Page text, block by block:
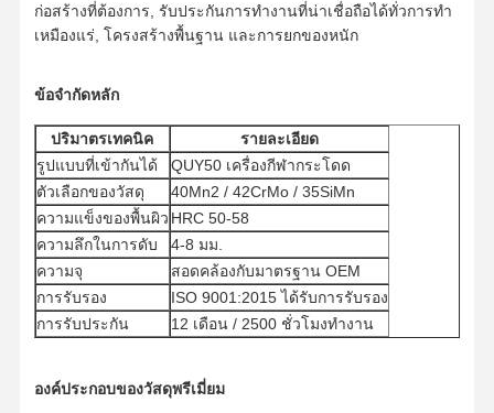
ก่อสร้างที่ต้องการ, รับประกันการทํางานที่น่าเชื่อถือได้ทั่วการทํา
เหมืองแร่, โครงสร้างพื้นฐาน และการยกของหนัก
ข้อจํากัดหลัก
ปริมาตรเทคนิค
รายละเอียด
รูปแบบที่เข้ากันได้
QUY50 เครื่องกีฬากระโดด
ตัวเลือกของวัสดุ
40Mn2 / 42CrMo / 35SiMn
ความแข็งของพื้นผิว HRC 50-58
ความลึกในการดับ
4-8 มม.
ความจุ
สอดคล้องกับมาตรฐาน OEM
การรับรอง
ISO 9001:2015 ได้รับการรับรอง
การรับประกัน
12 เดือน / 2500 ชั่วโมงทํางาน
องค์ประกอบของวัสดุพรีเมี่ยม